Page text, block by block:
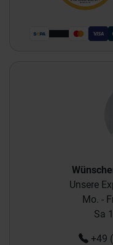
Unsere
Mo. -
Sa
+49